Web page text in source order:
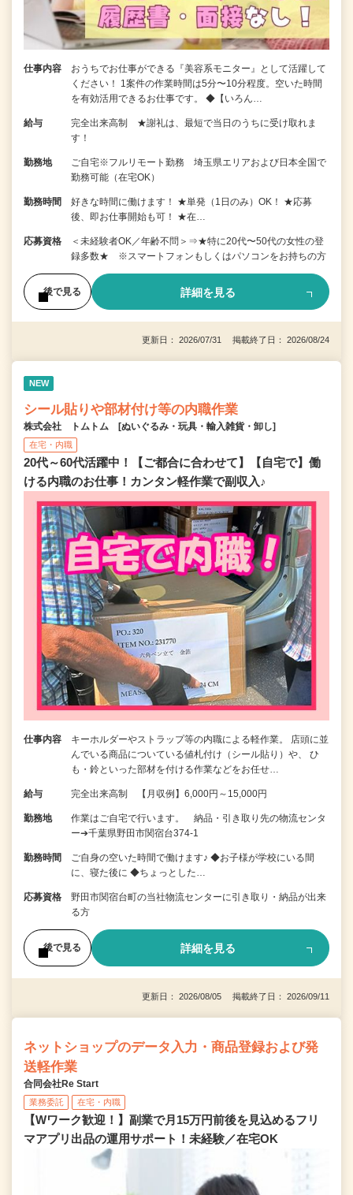
仕事内容
おうちでお仕事ができる『美容系モニター』として活躍して
ください！ 1案件の作業時間は5分〜10分程度。空いた時間
を有効活用できるお仕事です。 ◆【いろん…
給与
完全出来高制 ★謝礼は、最短で当日のうちに受け取れま
す！
勤務地
ご自宅※フルリモート勤務 埼玉県エリアおよび日本全国で
勤務可能（在宅OK）
勤務時間
好きな時間に働けます！ ★単発（1日のみ）OK！ ★応募
後、即お仕事開始も可！ ★在…
応募資格
＜未経験者OK／年齢不問＞⇒★特に20代〜50代の女性の登
録多数★ ※スマートフォンもしくはパソコンをお持ちの方
後で見る 詳細を見る
更新日： 2026/07/31 掲載終了日： 2026/08/24
NEW
シール貼りや部材付け等の内職作業
株式会社 トムトム [ぬいぐるみ・玩具・輸入雑貨・卸し]
在宅・内職
20代～60代活躍中！【ご都合に合わせて】【自宅で】働
ける内職のお仕事！カンタン軽作業で副収入♪
仕事内容
キーホルダーやストラップ等の内職による軽作業。 店頭に並
んでいる商品についている値札付け（シール貼り）や、 ひ
も・鈴といった部材を付ける作業などをお任せ…
給与 完全出来高制 【月収例】6,000円～15,000円
勤務地
作業はご自宅で行います。 納品・引き取り先の物流センタ
ー➔千葉県野田市関宿台374-1
勤務時間
ご自身の空いた時間で働けます♪ ◆お子様が学校にいる間
に、寝た後に ◆ちょっとした…
応募資格
野田市関宿台町の当社物流センターに引き取り・納品が出来
る方
後で見る 詳細を見る
更新日： 2026/08/05 掲載終了日： 2026/09/11
ネットショップのデータ入力・商品登録および発
送軽作業
合同会社Re Start
業務委託 在宅・内職
【Wワーク歓迎！】副業で月15万円前後を見込めるフリ
マアプリ出品の運用サポート！未経験／在宅OK